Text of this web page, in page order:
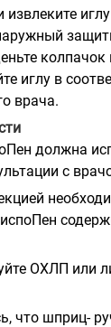
иглу в
врача.
должна
с
ОХЛП или
что шприц-